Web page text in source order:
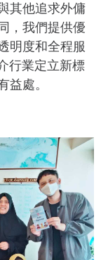
其他追求外傭
，我們提供優
明度和全程服
行業定立新標
益處。